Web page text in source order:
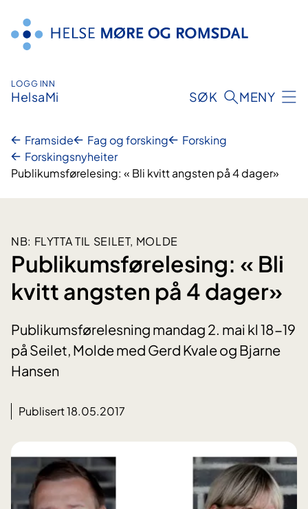
innhald
LOGG INN
HelsaMi SØK MENY
Framside Fag og forsking
Forsking
Forskingsnyheiter
Publikumsførelesing: « Bli kvitt angsten på 4 dager»
NB: FLYTTA TIL SEILET, MOLDE
Publikumsførelesing: « Bli
kvitt angsten på 4 dager»
Publikumsførelesning mandag 2. mai kl 18-19
på Seilet, Molde med Gerd Kvale og Bjarne
Hansen
Publisert 18.05.2017